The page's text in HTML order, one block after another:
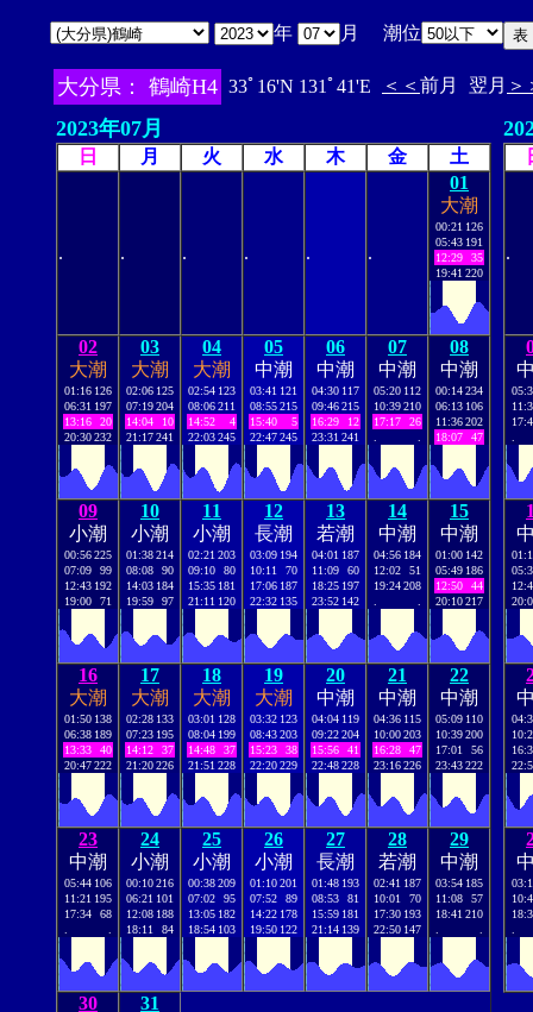
年 月 潮位
大分県： 鶴崎H4 33ﾟ16'N 131ﾟ41'E ＜＜ 前月 翌月 ＞
2023年07月
日 月 火 水 木 金 土
. . . . . .
01
大潮
00:21 126
05:43 191
12:29
35
19:41 220
02
大潮
01:16 126
06:31 197
13:16
20
20:30232
03
大潮
02:06 125
07:19204
14:04
10
21:17241
04
大潮
02:54 123
08:06211
14:52
4
22:03245
05
中潮
03:41 121
08:55215
15:40
5
22:47245
06
中潮
04:30 117
09:46215
16:29
12
23:31 241
07
中潮
05:20 112
10:39210
17:17
26
08
中潮
00:14234
06:13 106
11:36202
18:07
47
09
小潮
00:56225
07:09
99
12:43 192
19:00
71
10
小潮
01:38214
08:08
90
14:03 184
19:59
97
11
小潮
02:21 203
09:10
80
15:35 181
21:11 120
12
長潮
03:09 194
10:11
70
17:06 187
22:32 135
13
若潮
04:01 187
11:09
60
18:25 197
23:52 142
14
中潮
04:56 184
12:02
51
19:24208
15
中潮
01:00 142
05:49 186
12:50
44
20:10217
16
大潮
01:50 138
06:38 189
13:33
40
20:47222
17
大潮
02:28 133
07:23 195
14:12
37
21:20226
18
大潮
03:01 128
08:04 199
14:48
37
21:51 228
19
大潮
03:32 123
08:43203
15:23
38
22:20229
20
中潮
04:04 119
09:22204
15:56
41
22:48228
21
中潮
04:36 115
10:00203
16:28
47
23:16226
22
中潮
05:09 110
10:39200
17:01
56
23:43222
23
中潮
05:44 106
11:21 195
17:34
68
24
小潮
00:10216
06:21 101
12:08 188
18:11
84
25
小潮
00:38209
07:02
95
13:05 182
18:54 103
26
小潮
01:10201
07:52
89
14:22 178
19:50 122
27
長潮
01:48 193
08:53
81
15:59 181
21:14 139
28
若潮
02:41 187
10:01
70
17:30 193
22:50 147
29
中潮
03:54 185
11:08
57
18:41 210
30
31
.